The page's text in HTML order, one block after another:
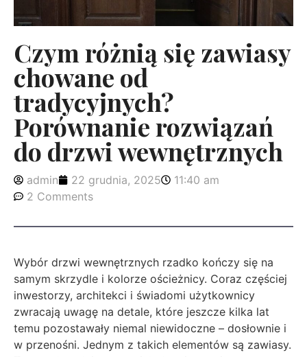
Czym różnią się zawiasy
chowane od
tradycyjnych?
Porównanie rozwiązań
do drzwi wewnętrznych
admin 22 grudnia, 2025
11:40 am
2 Comments
Wybór drzwi wewnętrznych rzadko kończy się na
samym skrzydle i kolorze ościeżnicy. Coraz częściej
inwestorzy, architekci i świadomi użytkownicy
zwracają uwagę na detale, które jeszcze kilka lat
temu pozostawały niemal niewidoczne – dosłownie i
w przenośni. Jednym z takich elementów są zawiasy.